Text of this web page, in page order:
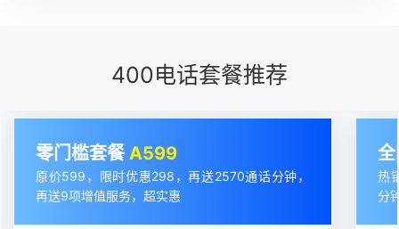
400电话套餐推荐
零门槛套餐 A599
原价599，限时优惠298，再送2570通话分钟，
再送9项增值服务，超实惠
热
分